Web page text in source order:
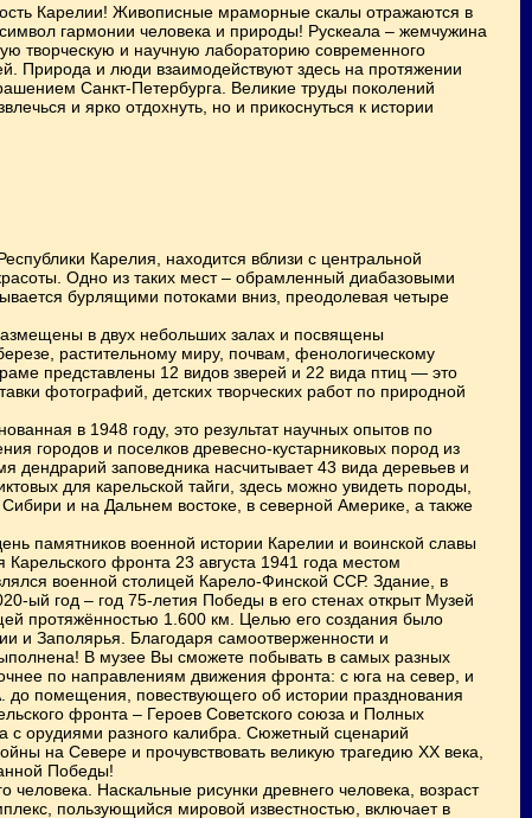
Карелии! Живописные мраморные скалы отражаются в
гармонии человека и природы! Рускеала – жемчужина
творческую и научную лабораторию современного
Природа и люди взаимодействуют здесь на протяжении
Санкт-Петербурга. Великие труды поколений
и ярко отдохнуть, но и прикоснуться к истории
Карелия, находится вблизи с центральной
Одно из таких мест – обрамленный диабазовыми
бурлящими потоками вниз, преодолевая четыре
в двух небольших залах и посвящены
растительному миру, почвам, фенологическому
представлены 12 видов зверей и 22 вида птиц — это
фотографий, детских творческих работ по природной
в 1948 году, это результат научных опытов по
городов и поселков древесно-кустарниковых пород из
дендрарий заповедника насчитывает 43 вида деревьев и
для карельской тайги, здесь можно увидеть породы,
и на Дальнем востоке, в северной Америке, а также
памятников военной истории Карелии и воинской славы
фронта 23 августа 1941 года местом
военной столицей Карело-Финской ССР. Здание, в
ый год – год 75-летия Победы в его стенах открыт Музей
протяжённостью 1.600 км. Целью его создания было
и Заполярья. Благодаря самоотверженности и
В музее Вы сможете побывать в самых разных
по направлениям движения фронта: с юга на север, и
помещения, повествующего об истории празднования
фронта – Героев Советского союза и Полных
с орудиями разного калибра. Сюжетный сценарий
на Севере и прочувствовать великую трагедию XX века,
Победы!
Наскальные рисунки древнего человека, возраст
пользующийся мировой известностью, включает в